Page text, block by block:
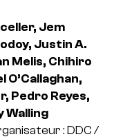
Jem
Justin A.
Melis, Chihiro
O’Callaghan,
Pedro Reyes,
Walling
: DDC /